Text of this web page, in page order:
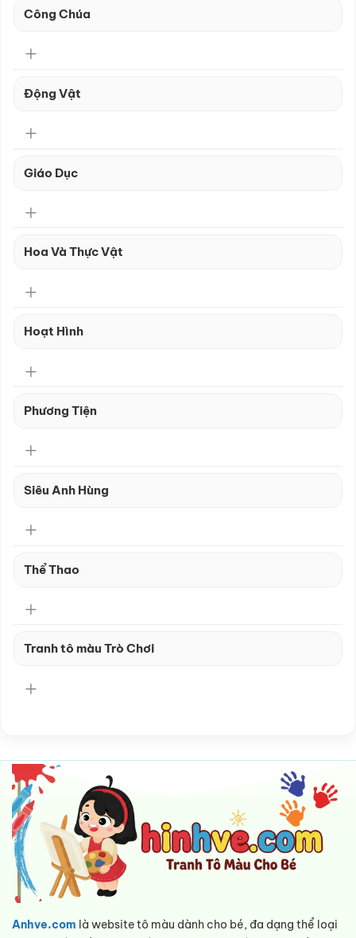
Công Chúa
Động Vật
Giáo Dục
Hoa Và Thực Vật
Hoạt Hình
Phương Tiện
Siêu Anh Hùng
Thể Thao
Tranh tô màu Trò Chơi
Anhve.com là website tô màu dành cho bé, đa dạng thể loại